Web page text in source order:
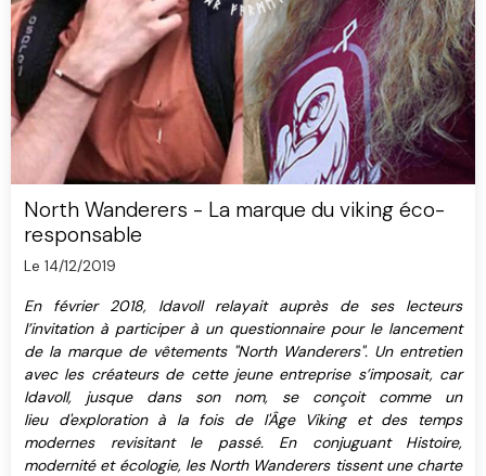
North Wanderers - La marque du viking éco-
responsable
Le 14/12/2019
En février 2018, Idavoll relayait auprès de ses lecteurs
l’invitation à participer à un questionnaire pour le lancement
de la marque de vêtements "North Wanderers". Un entretien
avec les créateurs de cette jeune entreprise s’imposait, car
Idavoll, jusque dans son nom, se conçoit comme un
lieu d'exploration à la fois de l'Âge Viking et des temps
modernes revisitant le passé. En conjuguant Histoire,
modernité et écologie, les North Wanderers tissent une charte